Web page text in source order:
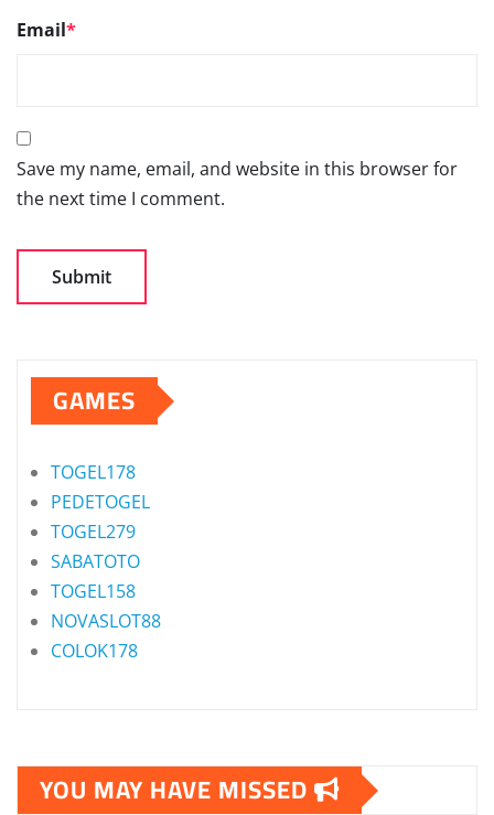
Email*
Save my name, email, and website in this browser for
the next time I comment.
GAMES
TOGEL178
PEDETOGEL
TOGEL279
SABATOTO
TOGEL158
NOVASLOT88
COLOK178
YOU MAY HAVE MISSED